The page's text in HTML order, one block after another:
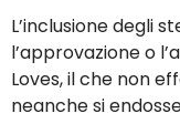
L’inclusione degli
l’approvazione o
Loves, il che non
neanche si